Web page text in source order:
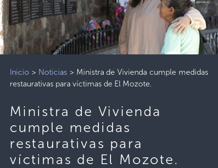
Inicio > Noticias> Ministra de Vivienda cumple medidas
restaurativas para víctimas de El Mozote.
Ministra de Vivienda
cumple medidas
restaurativas para
víctimas de El Mozote.